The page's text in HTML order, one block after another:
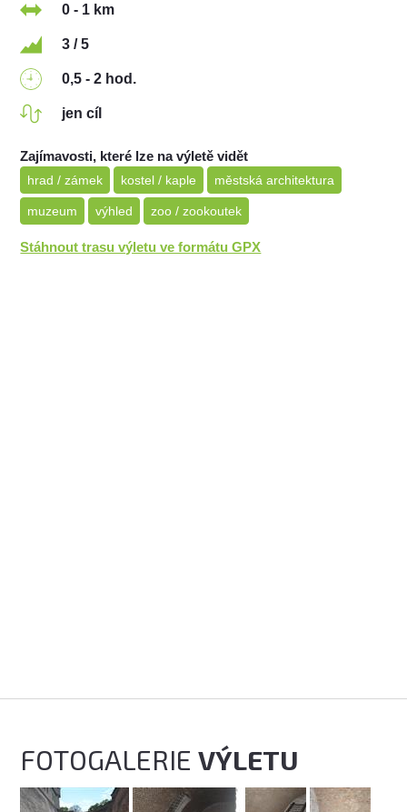
0 - 1 km
3 / 5
0,5 - 2 hod.
jen cíl
Zajímavosti, které lze na výletě vidět
hrad / zámek kostel / kaple městská architektura
muzeum výhled zoo / zookoutek
Stáhnout trasu výletu ve formátu GPX
FOTOGALERIEVÝLETU